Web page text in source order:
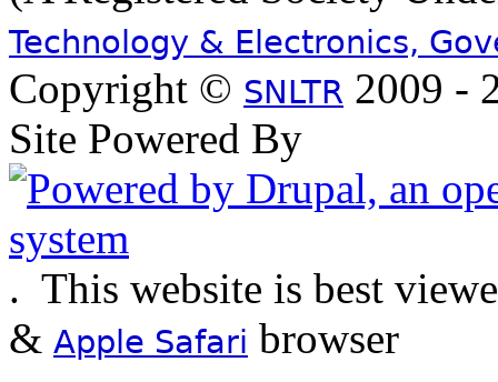
Technology & Electronics,
Copyright © SNLTR 2009 -
Site Powered By
. This website is best
& Apple Safari browser